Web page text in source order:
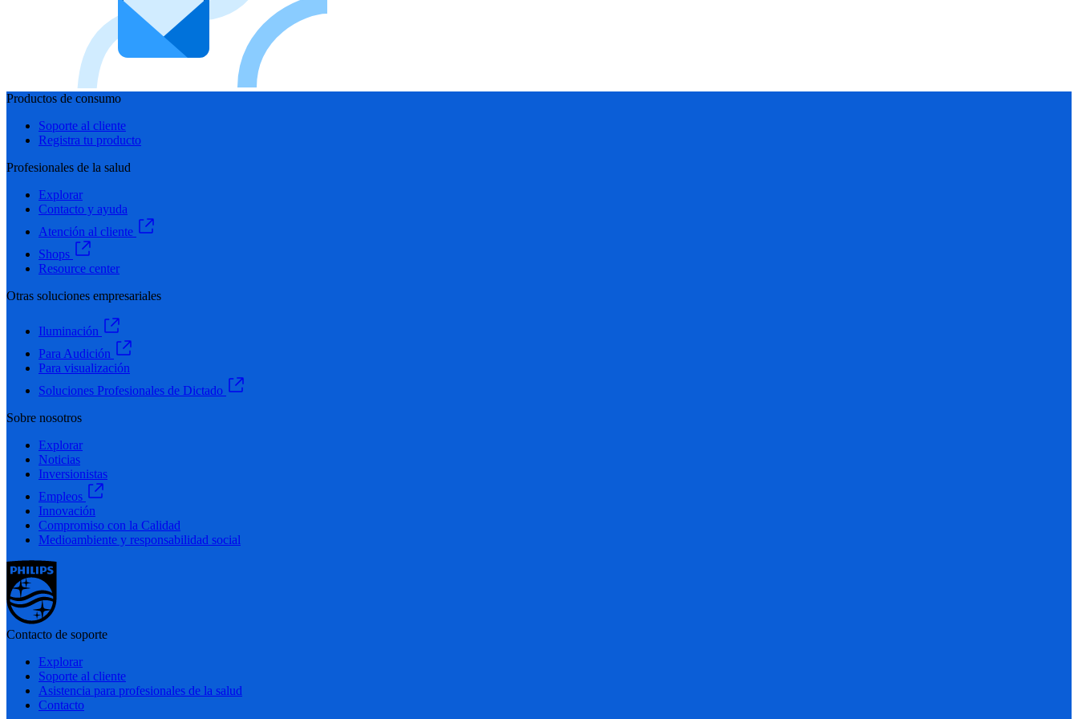
Productos de consumo
Soporte al cliente
Registra tu producto
Profesionales de la salud
Explorar
Contacto y ayuda
Atención al cliente
Shops
Resource center
Otras soluciones empresariales
Iluminación
Para Audición
Para visualización
Soluciones Profesionales de Dictado
Sobre nosotros
Explorar
Noticias
Inversionistas
Empleos
Innovación
Compromiso con la Calidad
Medioambiente y responsabilidad social
Contacto de soporte
Explorar
Soporte al cliente
Asistencia para profesionales de la salud
Contacto